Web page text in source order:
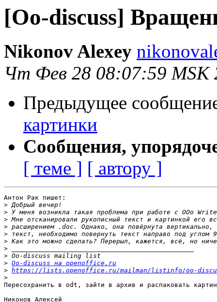
[Oo-discuss]
Nikonov Alexey
Чт Фев 28 08:07:59 MSK
Предыдущее
картинки
Сообщения,
[ теме ] [ автору ]
Антон Рак пишет:
>
>
>
>
>
>
>
>
> Oo-discuss на openoffice.ru
> https://lists.openoffice.ru/mailman/listinfo/oo-
>
Пересохранить в odt, зайти в архив и распаковать